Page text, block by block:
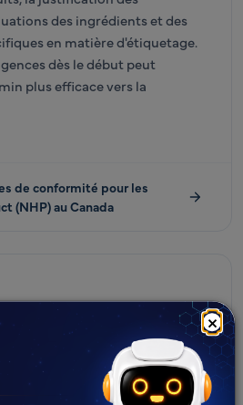
×
des ingrédients et des
en matière d'étiquetage.
dès le début peut
plus efficace vers la
de conformité pour les
(NHP) au Canada